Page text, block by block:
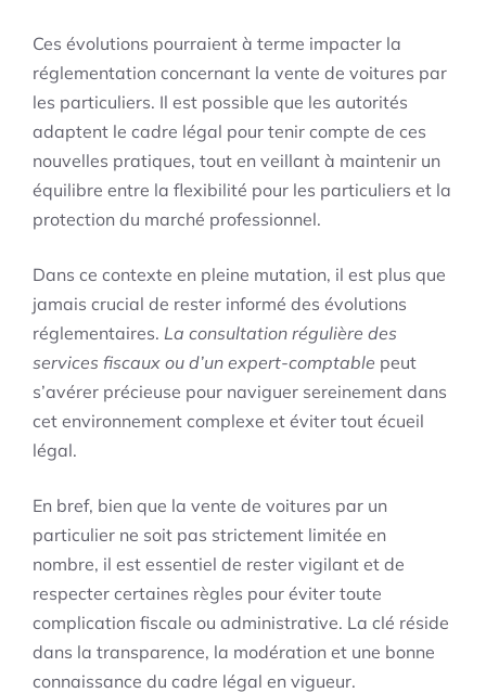
Ces évolutions pourraient à terme impacter la
réglementation concernant la vente de voitures par
les particuliers. Il est possible que les autorités
adaptent le cadre légal pour tenir compte de ces
nouvelles pratiques, tout en veillant à maintenir un
équilibre entre la flexibilité pour les particuliers et la
protection du marché professionnel.
Dans ce contexte en pleine mutation, il est plus que
jamais crucial de rester informé des évolutions
réglementaires. La consultation régulière des
services fiscaux ou d’un expert-comptable peut
s’avérer précieuse pour naviguer sereinement dans
cet environnement complexe et éviter tout écueil
légal.
En bref, bien que la vente de voitures par un
particulier ne soit pas strictement limitée en
nombre, il est essentiel de rester vigilant et de
respecter certaines règles pour éviter toute
complication fiscale ou administrative. La clé réside
dans la transparence, la modération et une bonne
connaissance du cadre légal en vigueur.